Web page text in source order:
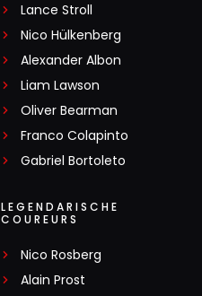
Lance Stroll
Nico Hülkenberg
Alexander Albon
Liam Lawson
Oliver Bearman
Franco Colapinto
Gabriel Bortoleto
LEGENDARISCHE
COUREURS
Nico Rosberg
Alain Prost